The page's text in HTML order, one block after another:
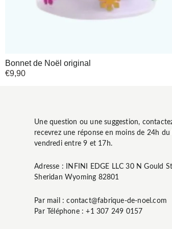
Bonnet de Noël original
€9,90
Une question ou une suggestion,
recevrez une réponse en moins de 24h du
vendredi entre 9 et 17h.
Adresse : INFINI EDGE LLC 30 N Gould
Sheridan Wyoming 82801
Par mail : contact@fabrique-de-noel.com
Par Téléphone : +1 307 249 0157